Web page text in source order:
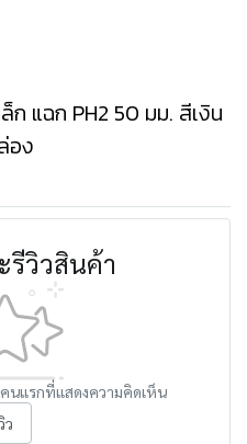
ก แฉก PH2 50 มม. สีเงิน
อง
วิวสินค้า
นแรกที่แสดงความคิดเห็น
ว